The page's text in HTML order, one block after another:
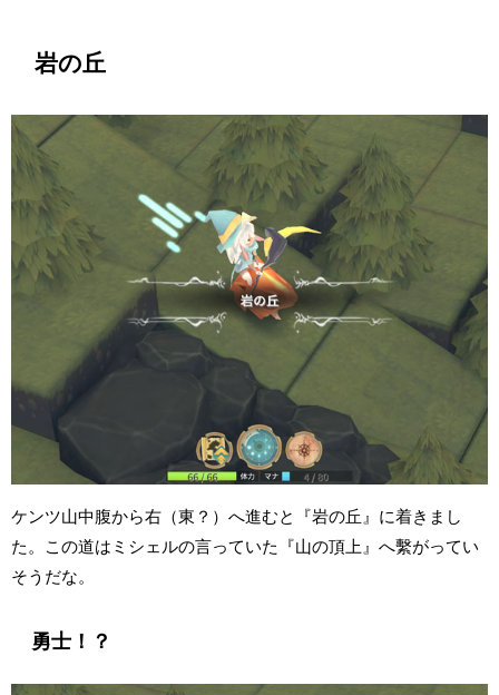
岩の丘
ケンツ山中腹から右（東？）へ進むと『岩の丘』に着きまし
た。この道はミシェルの言っていた『山の頂上』へ繫がってい
そうだな。
勇士！？